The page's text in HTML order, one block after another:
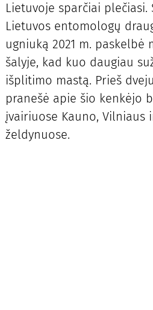
Lietuvoje sparčiai plečiasi.
Lietuvos entomologų
ugniuką 2021 m. paskelbė
šalyje, kad kuo daugiau
išplitimo mastą. Prieš
pranešė apie šio kenkėjo
įvairiuose Kauno, Vilniaus
želdynuose.